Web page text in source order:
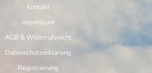
Kontakt
Impressum
AGB & Widerrufsrecht
Datenschutzerklärung
Registrierung